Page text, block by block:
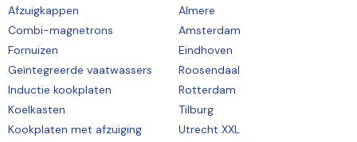
Afzuigkappen
Combi-magnetrons
Fornuizen
Geïntegreerde vaatwassers
Inductie kookplaten
Koelkasten
Kookplaten met afzuiging
Almere
Amsterdam
Eindhoven
Roosendaal
Rotterdam
Tilburg
Utrecht XXL